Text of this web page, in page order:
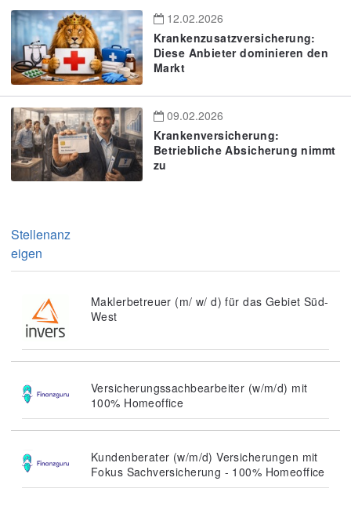
12.02.2026
Krankenzusatzversicherung:
Diese Anbieter dominieren den
Markt
09.02.2026
Krankenversicherung:
Betriebliche Absicherung nimmt
zu
Stellenanz
eigen
Maklerbetreuer (m/ w/ d) für das Gebiet Süd-
West
Versicherungssachbearbeiter (w/m/d) mit
100% Homeoffice
Kundenberater (w/m/d) Versicherungen mit
Fokus Sachversicherung - 100% Homeoffice